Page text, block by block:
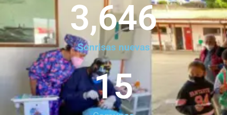
Sonrisas nuevas
3,646
15